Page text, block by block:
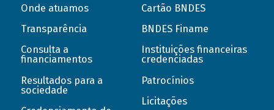
Onde atuamos
Transparência
Consulta a
financiamentos
Resultados para a
sociedade
Cartão BNDES
BNDES Finame
Instituições financeiras
credenciadas
Patrocínios
Licitações